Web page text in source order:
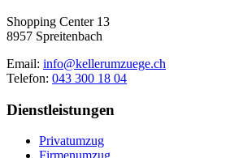
Shopping Center 13
8957 Spreitenbach
Email: info@kellerumzuege.ch
Telefon: 043 300 18 04
Dienstleistungen
Privatumzug